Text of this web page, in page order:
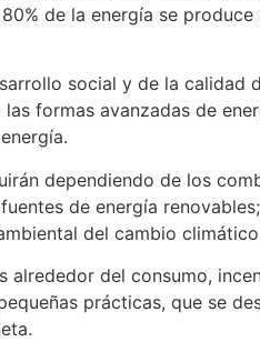
de la energía se
social y de la calidad
formas avanzadas de
dependiendo de los
de energía
del cambio
del consumo,
prácticas, que se